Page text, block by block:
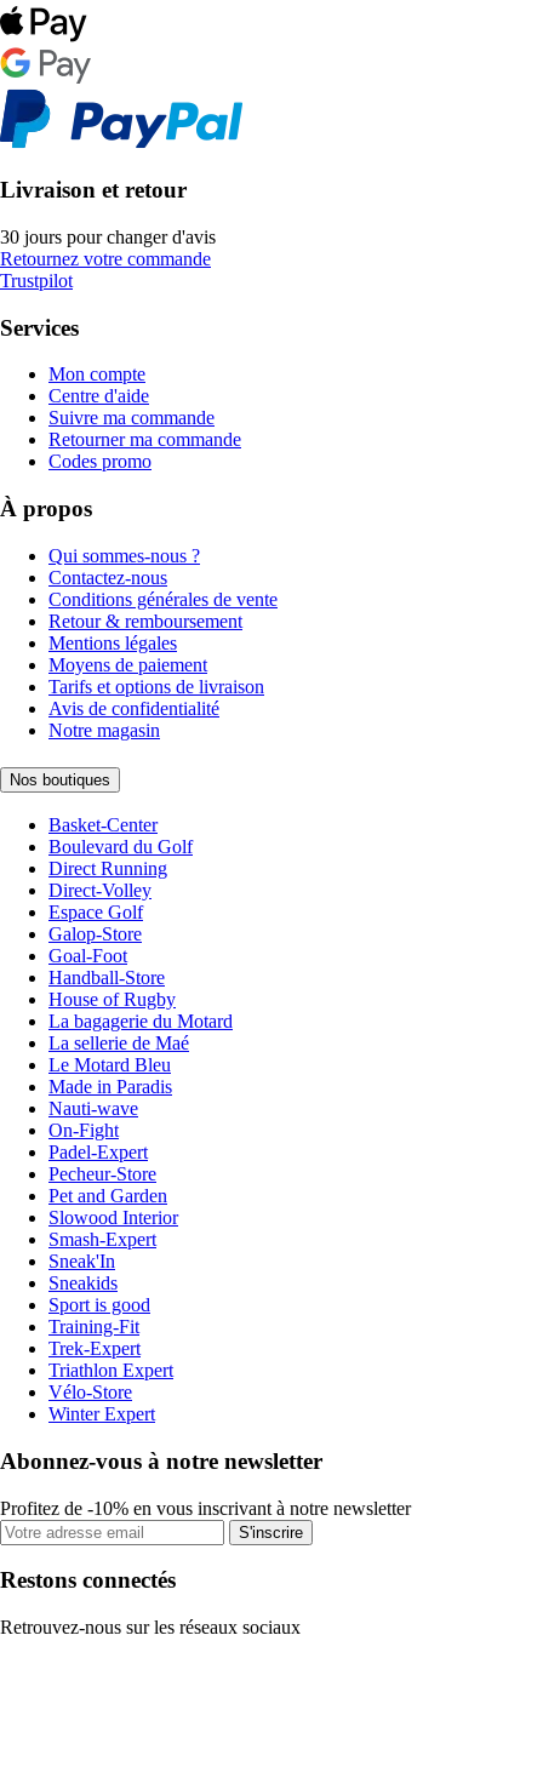
Livraison et retour
30 jours pour changer d'avis
Retournez votre commande
Trustpilot
Services
Mon compte
Centre d'aide
Suivre ma commande
Retourner ma commande
Codes promo
À propos
Qui sommes-nous ?
Contactez-nous
Conditions générales de vente
Retour & remboursement
Mentions légales
Moyens de paiement
Tarifs et options de livraison
Avis de confidentialité
Notre magasin
Nos boutiques
Basket-Center
Boulevard du Golf
Direct Running
Direct-Volley
Espace Golf
Galop-Store
Goal-Foot
Handball-Store
House of Rugby
La bagagerie du Motard
La sellerie de Maé
Le Motard Bleu
Made in Paradis
Nauti-wave
On-Fight
Padel-Expert
Pecheur-Store
Pet and Garden
Slowood Interior
Smash-Expert
Sneak'In
Sneakids
Sport is good
Training-Fit
Trek-Expert
Triathlon Expert
Vélo-Store
Winter Expert
Abonnez-vous à notre newsletter
Profitez de -10% en vous inscrivant à notre newsletter
S'inscrire
Restons connectés
Retrouvez-nous sur les réseaux sociaux